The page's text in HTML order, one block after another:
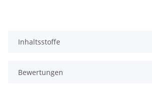
Inhaltsstoffe
Bewertungen